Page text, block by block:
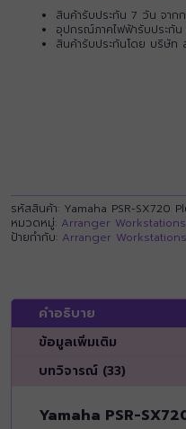
สินค้ารับประกัน 7 วัน จา
อุปกรณ์ภาคไฟฟ้ารับประกั
สินค้ารับประกันโดย บริษัท
รหัสสินค้า: Yamaha PSR-SX720
หมวดหมู่: Arranger Workstations
ป้ายกำกับ: Arranger
คำอธิบาย
ข้อมูลเพิ่มเติม
บทวิจารณ์ (33)
Yamaha PSR-